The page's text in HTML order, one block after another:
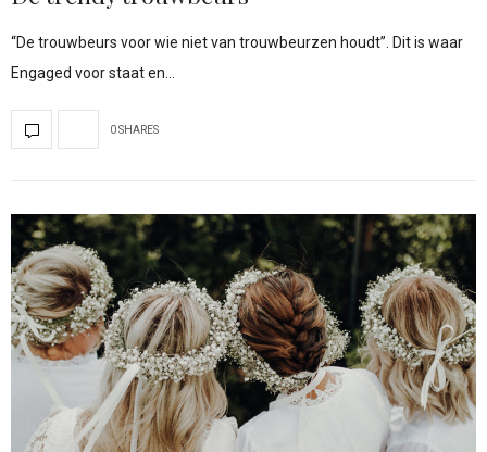
“De trouwbeurs voor wie niet van trouwbeurzen houdt”. Dit is waar
Engaged voor staat en…
0 SHARES